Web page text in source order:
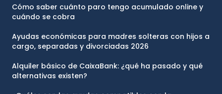
Cómo saber cuánto paro tengo acumulado online y
cuándo se cobra
Ayudas económicas para madres solteras con hijos a
cargo, separadas y divorciadas 2026
Alquiler básico de CaixaBank: ¿qué ha pasado y qué
alternativas existen?